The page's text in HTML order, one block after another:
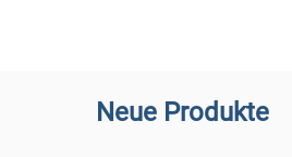
Neue Produkte